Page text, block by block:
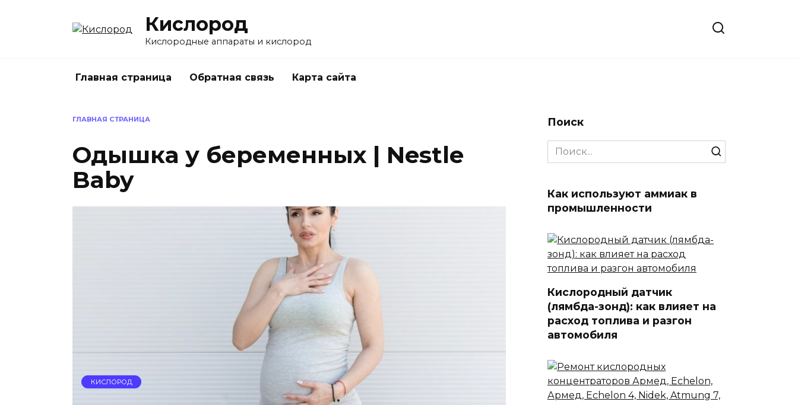
Кислород
Кислородные аппараты и кислород
Главная страница Обратная связь Карта сайта
ГЛАВНАЯ СТРАНИЦА
Одышка у беременных | Nestle
Baby
КИСЛОРОД
Поиск
Search
for:
Как используют аммиак в
промышленности
Кислородный датчик
(лямбда-зонд): как влияет на
расход топлива и разгон
автомобиля